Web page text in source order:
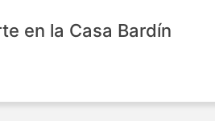
en la Casa Bardín